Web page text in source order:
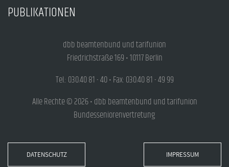
PUBLIKATIONEN
dbb beamtenbund und tarifunion
Friedrichstraße 169 • 10117 Berlin
Tel.: 030.40 81 - 40 • Fax: 030.40 81 - 49 99
Alle Rechte © 2026 • dbb beamtenbund und tarifunion
Bundesseniorenvertretung
DATENSCHUTZ IMPRESSUM